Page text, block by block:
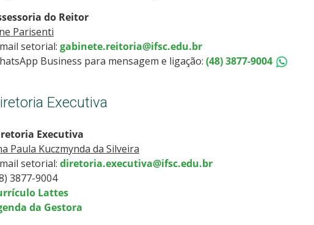
do Reitor
Parisenti
setorial: gabinete.reitoria@ifsc.edu.br
Business para mensagem e ligação: (48) 3877-9004
Executiva
Executiva
Paula Kuczmynda da Silveira
setorial: diretoria.executiva@ifsc.edu.br
3877-9004
Lattes
da Gestora